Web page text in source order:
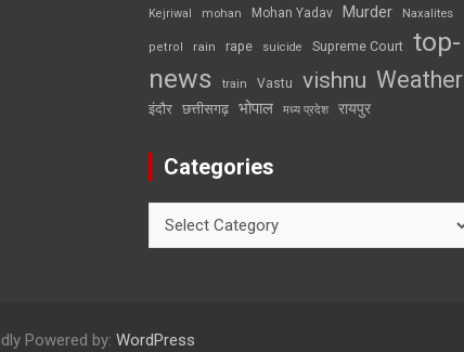
Kejriwal mohan Mohan Yadav Murder Naxalites
petrol rain rape suicide Supreme Court top-
news
train Vastu vishnu Weather
इंदौर छत्तीसगढ़ भोपाल मध्य प्रदेश रायपुर
Categories
Powered by: WordPress